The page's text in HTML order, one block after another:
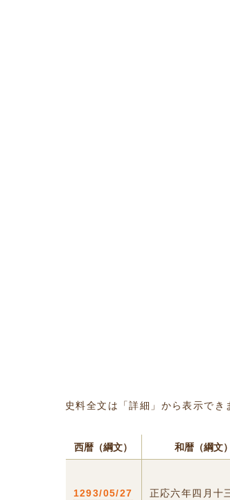
史料全文は「詳細」から表示でき
西暦（綱文） 和暦（綱文）
1293/05/27 正応六年四月十